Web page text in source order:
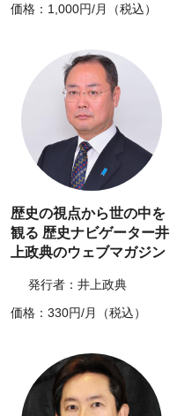
価格：1,000円/月（税込）
歴史の視点から世の中を
観る 歴史ナビゲーター井
上政典のウェブマガジン
発行者：井上政典
価格：330円/月（税込）